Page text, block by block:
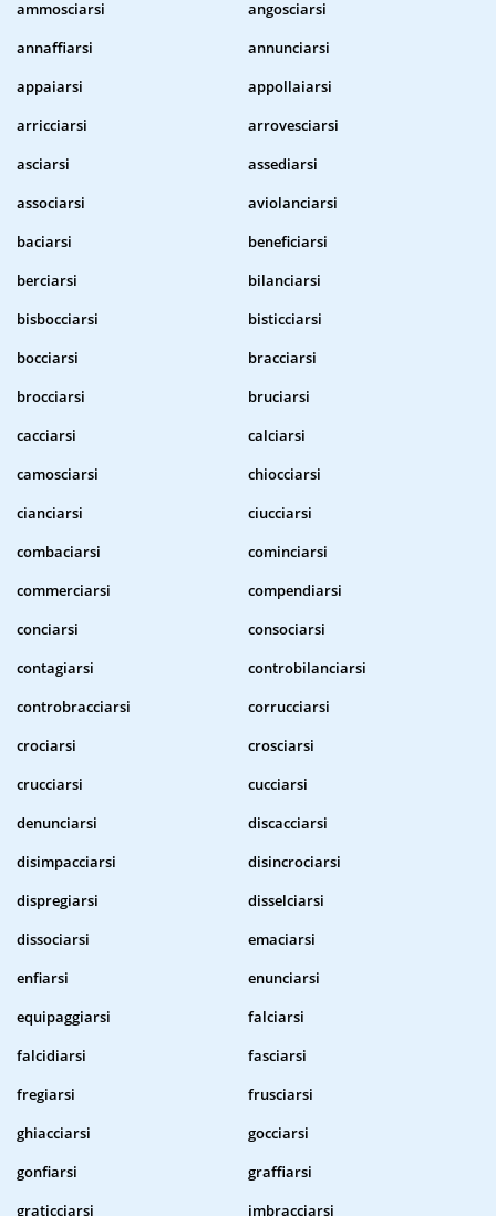
ammosciarsi
angosciarsi
annaffiarsi
annunciarsi
appaiarsi
appollaiarsi
arricciarsi
arrovesciarsi
asciarsi
assediarsi
associarsi
aviolanciarsi
baciarsi
beneficiarsi
berciarsi
bilanciarsi
bisbocciarsi
bisticciarsi
bocciarsi
bracciarsi
brocciarsi
bruciarsi
cacciarsi
calciarsi
camosciarsi
chiocciarsi
cianciarsi
ciucciarsi
combaciarsi
cominciarsi
commerciarsi
compendiarsi
conciarsi
consociarsi
contagiarsi
controbilanciarsi
controbracciarsi
corrucciarsi
crociarsi
crosciarsi
crucciarsi
cucciarsi
denunciarsi
discacciarsi
disimpacciarsi
disincrociarsi
dispregiarsi
disselciarsi
dissociarsi
emaciarsi
enfiarsi
enunciarsi
equipaggiarsi
falciarsi
falcidiarsi
fasciarsi
fregiarsi
frusciarsi
ghiacciarsi
gocciarsi
gonfiarsi
graffiarsi
graticciarsi
imbracciarsi